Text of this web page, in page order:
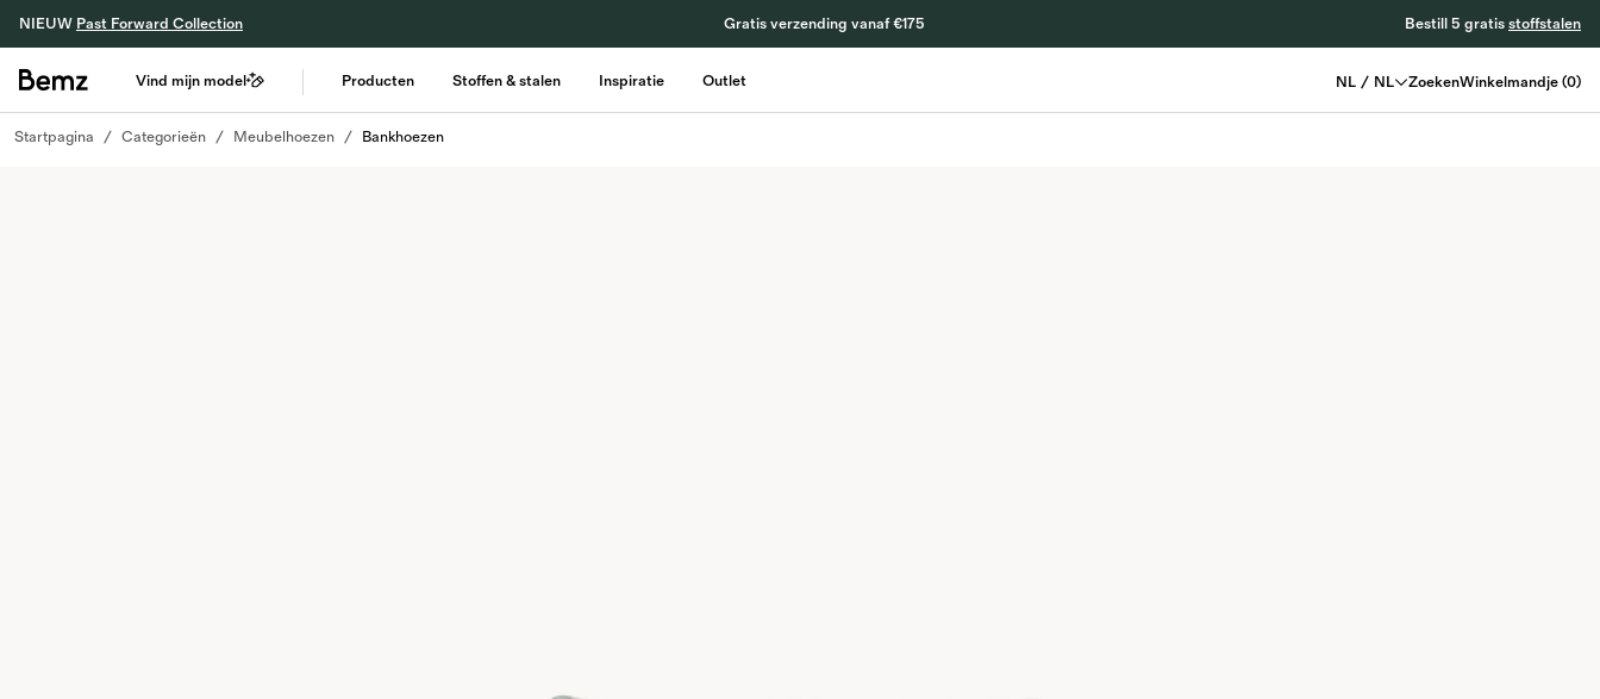
NIEUW Past Forward Collection Gratis verzending vanaf €175 Bestill 5 gratisstoffstalen
Vind mijn model Producten Stoffen & stalen Inspiratie Outlet NL / NL ZoekenWinkelmandje(0)
Startpagina Categorieën Meubelhoezen Bankhoezen